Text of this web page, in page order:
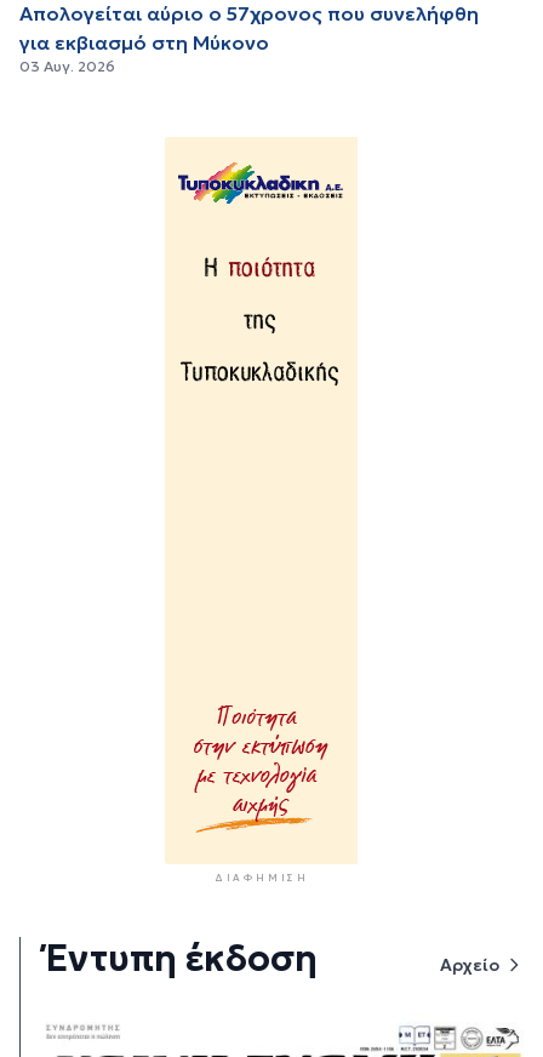
Απολογείται αύριο ο 57χρονος που συνελήφθη
για εκβιασμό στη Μύκονο
03 Αυγ. 2026
ΔΙΑΦΉΜΙΣΗ
Έντυπη έκδοση Αρχείο